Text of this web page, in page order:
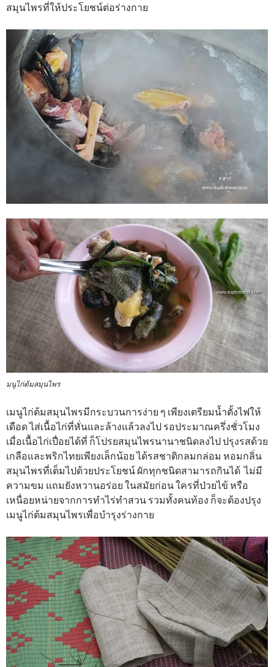
สมุนไพรที่ให้ประโยชน์ต่อร่างกาย
มนูไก่ต้มสมุนไพร
เมนูไก่ต้มสมุนไพรมีกระบวนการง่าย ๆ เพียงเตรียมน้ำตั้งไฟให้
เดือด ไส่เนื้อไก่ที่หั่นและล้างแล้วลงไป รอประมาณครึ่งชั่วโมง
เมื่อเนื้อไก่เปื่อยได้ที่ ก็โปรยสมุนไพรนานาชนิดลงไป ปรุงรสด้วย
เกลือและพริกไทยเพียงเล็กน้อย ได้รสชาติกลมกล่อม หอมกลิ่น
สมุนไพรที่เต็มไปด้วยประโยชน์ ผักทุกชนิดสามารถกินได้ ไม่มี
ความขม แถมยังหวานอร่อย ในสมัยก่อน ใครที่ป่วยไข้ หรือ
เหนื่อยหน่ายจากการทำไร่ทำสวน รวมทั้งคนท้อง ก็จะต้องปรุง
เมนูไก่ต้มสมุนไพรเพื่อบำรุงร่างกาย